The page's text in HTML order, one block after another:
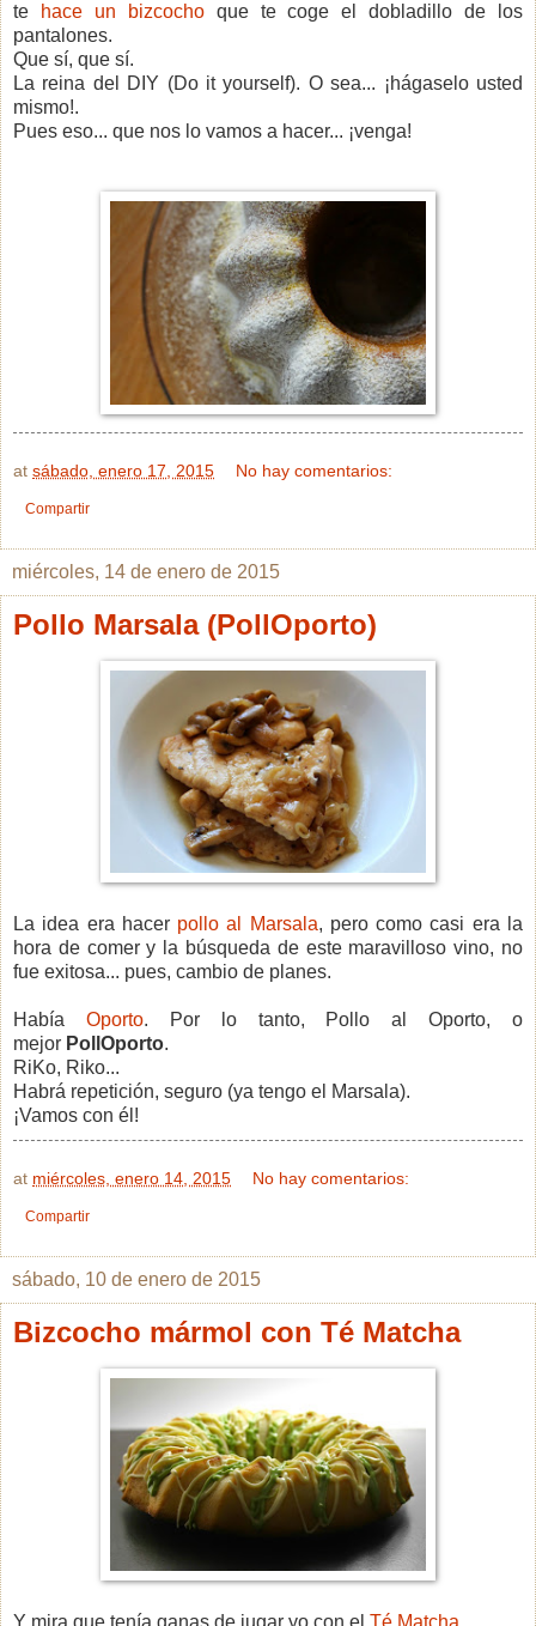
te
hace un bizcochoque te coge el dobladillo de los
pantalones.
Que sí, que sí.
La reina del DIY (Do it yourself). O sea... ¡hágaselo usted
mismo!.
Pues eso... que nos lo vamos a hacer... ¡venga!
at sábado, enero 17, 2015 No hay comentarios:
Compartir
miércoles, 14 de enero de 2015
Pollo Marsala (PollOporto)
La idea era hacer pollo al Marsala, pero como casi era la
hora de comer y la búsqueda de este maravilloso vino, no
fue exitosa... pues, cambio de planes.
Había Oporto. Por lo tanto, Pollo al Oporto, o
mejor PollOporto.
RiKo, Riko...
Habrá repetición, seguro (ya tengo el Marsala).
¡Vamos con él!
at miércoles, enero 14, 2015 No hay comentarios:
Compartir
sábado, 10 de enero de 2015
Bizcocho mármol con Té Matcha
Y mira que tenía ganas de jugar yo con el Té Matcha